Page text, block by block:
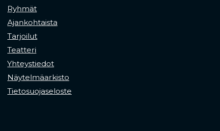
Ryhmät
Ajankohtaista
Tarjoilut
Teatteri
Yhteystiedot
Näytelmäarkisto
Tietosuojaseloste